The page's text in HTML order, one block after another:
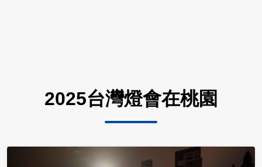
2025台灣燈會在桃園